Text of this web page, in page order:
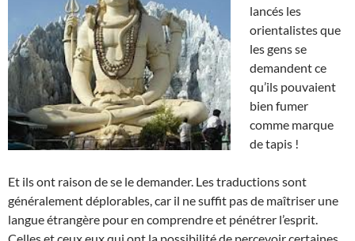
lancés les
orientalistes que
les gens se
demandent ce
qu’ils pouvaient
bien fumer
comme marque
de tapis !
Et ils ont raison de se le demander. Les traductions sont
généralement déplorables, car il ne suffit pas de maîtriser une
langue étrangère pour en comprendre et pénétrer l’esprit.
Celles et ceux eux qui ont la possibilité de percevoir certaines